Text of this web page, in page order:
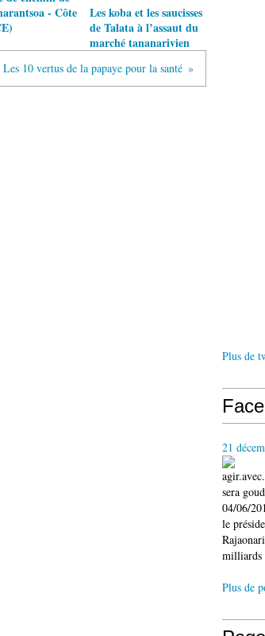
- Côte
Les koba et les saucisses
de Talata à l’assaut du
marché tananarivien
Les 10 vertus de la papaye pour la santé
Plus de
21
sera
04/06/
le
milliards
Plus de